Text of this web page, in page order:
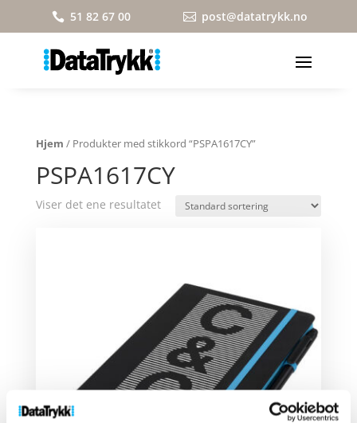
 51 82 67 00  post@datatrykk.no
Hjem / Produkter med stikkord “PSPA1617CY”
PSPA1617CY
Viser det ene resultatet